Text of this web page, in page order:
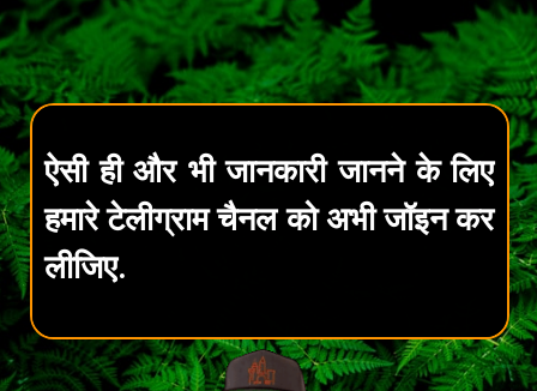
ऐसी ही और भी जानकारी जानने के लिए
हमारे टेलीग्राम चैनल को अभी जॉइन कर
लीजिए.